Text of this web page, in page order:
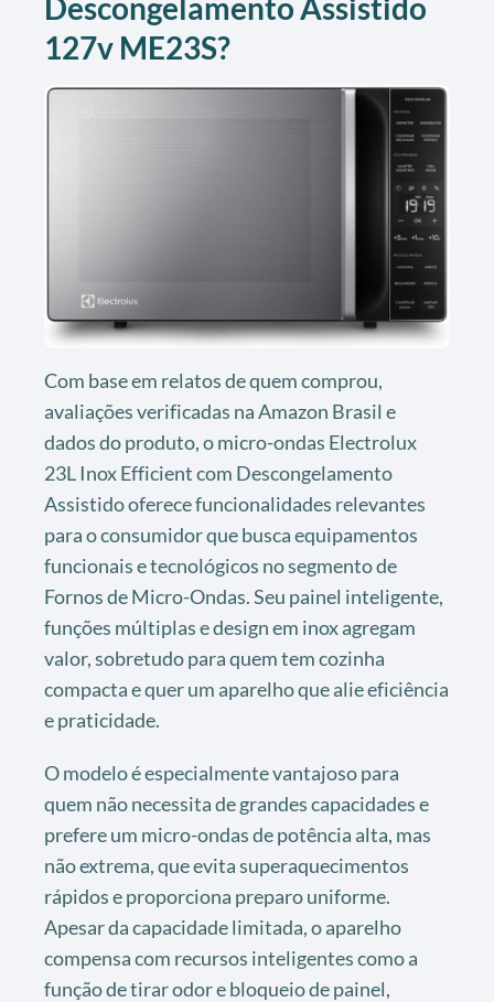
127v ME23S?
Com base em relatos de quem comprou,
avaliações verificadas na Amazon Brasil e
dados do produto, o micro-ondas Electrolux
23L Inox Efficient com Descongelamento
Assistido oferece funcionalidades relevantes
para o consumidor que busca equipamentos
funcionais e tecnológicos no segmento de
Fornos de Micro-Ondas. Seu painel inteligente,
funções múltiplas e design em inox agregam
valor, sobretudo para quem tem cozinha
compacta e quer um aparelho que alie eficiência
e praticidade.
O modelo é especialmente vantajoso para
quem não necessita de grandes capacidades e
prefere um micro-ondas de potência alta, mas
não extrema, que evita superaquecimentos
rápidos e proporciona preparo uniforme.
Apesar da capacidade limitada, o aparelho
compensa com recursos inteligentes como a
função de tirar odor e bloqueio de painel,